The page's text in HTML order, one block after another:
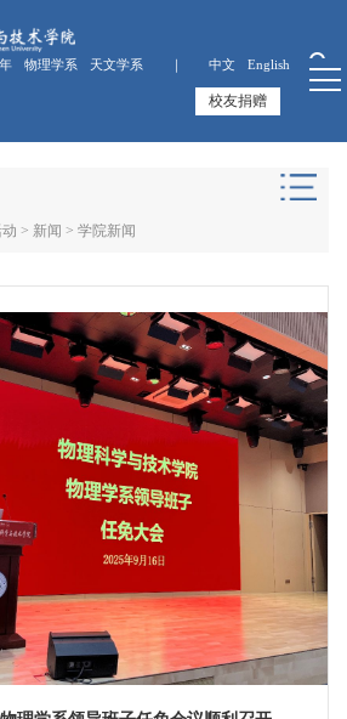
物理学系 天文学系 ｜ 中文 English
校友捐赠
> 新闻 > 学院新闻